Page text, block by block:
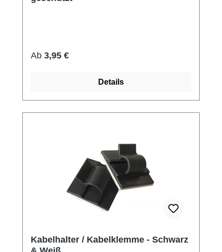
Regulärer Preis:
Ab 3,95 €
Details
Kabelhalter / Kabelklemme - Schwarz